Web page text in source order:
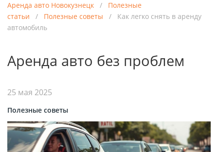
Аренда авто Новокузнецк / Полезные
статьи / Полезные советы / Как легко снять в аренду
автомобиль
Аренда авто без проблем
25 мая 2025
Полезные советы